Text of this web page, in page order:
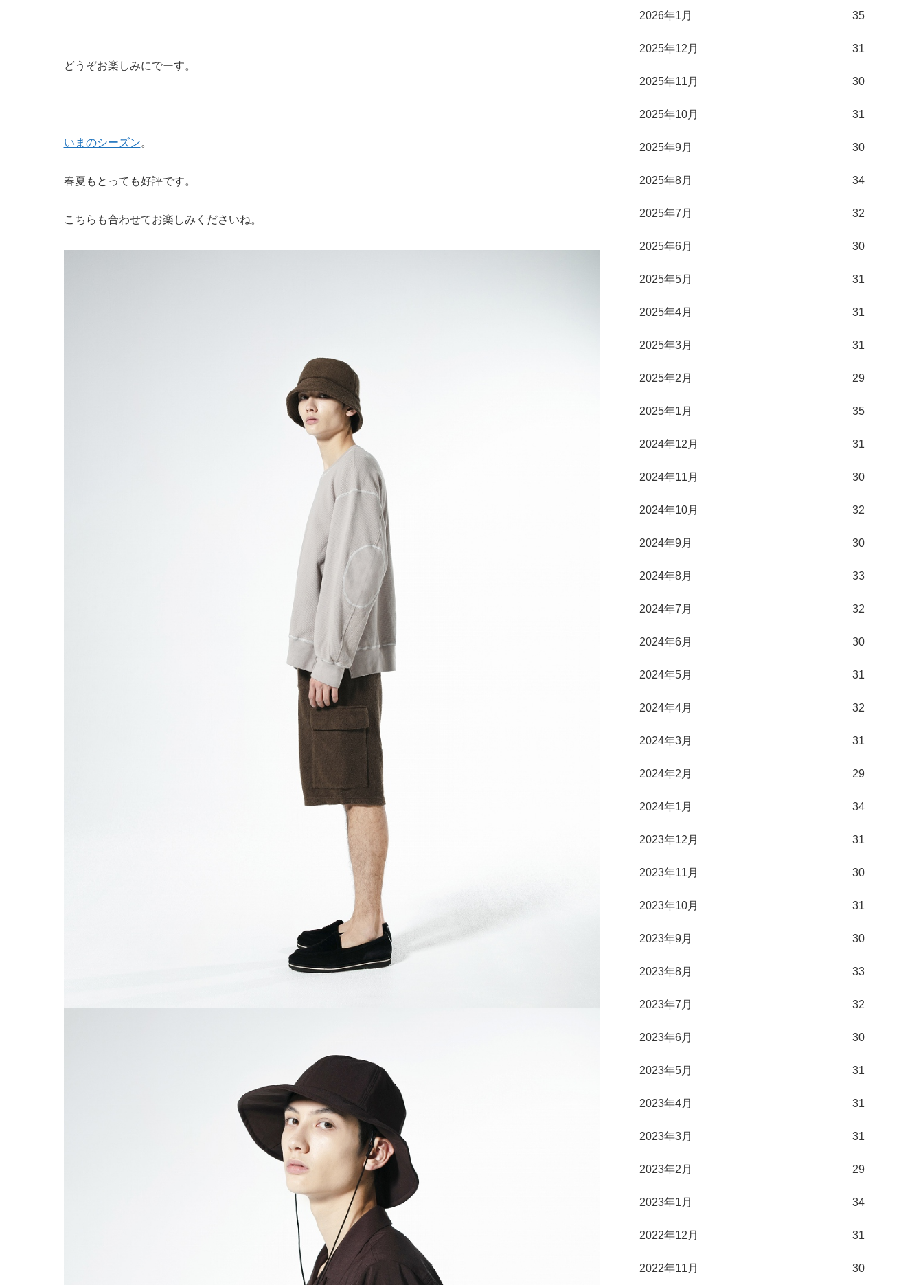
どうぞお楽しみにでーす。
いまのシーズン。
春夏もとっても好評です。
こちらも合わせてお楽しみくださいね。
2026年1月 35
2025年12月 31
2025年11月 30
2025年10月 31
2025年9月 30
2025年8月 34
2025年7月 32
2025年6月 30
2025年5月 31
2025年4月 31
2025年3月 31
2025年2月 29
2025年1月 35
2024年12月 31
2024年11月 30
2024年10月 32
2024年9月 30
2024年8月 33
2024年7月 32
2024年6月 30
2024年5月 31
2024年4月 32
2024年3月 31
2024年2月 29
2024年1月 34
2023年12月 31
2023年11月 30
2023年10月 31
2023年9月 30
2023年8月 33
2023年7月 32
2023年6月 30
2023年5月 31
2023年4月 31
2023年3月 31
2023年2月 29
2023年1月 34
2022年12月 31
2022年11月 30